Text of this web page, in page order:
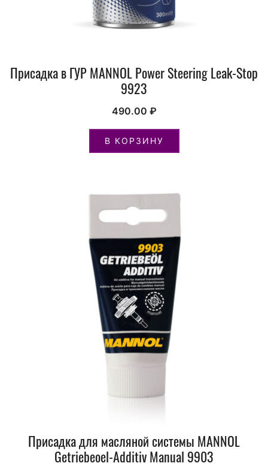
Присадка в ГУР MANNOL Power Steering Leak-Stop
9923
490.00 ₽
В КОРЗИНУ
Присадка для масляной системы MANNOL
Getriebeoel-Additiv Manual 9903